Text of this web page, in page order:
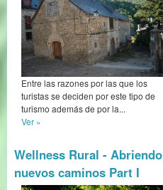
Entre las razones por las que los
turistas se deciden por este tipo de
turismo además de por la...
Ver »
Wellness Rural - Abriendo
nuevos caminos Part I